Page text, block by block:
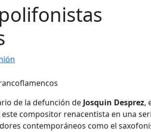
de la defunción deJosquin Desprez,
compositor renacentista en una
contemporáneos como el